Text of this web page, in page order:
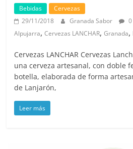
Bebidas
Cervezas
29/11/2018
Granada Sabor
Alpujarra,Cervezas LANCHAR,Granada,
Cervezas LANCHAR Cervezas
una cerveza artesanal, con doble
botella, elaborada de forma
de Lanjarón,
Leer más